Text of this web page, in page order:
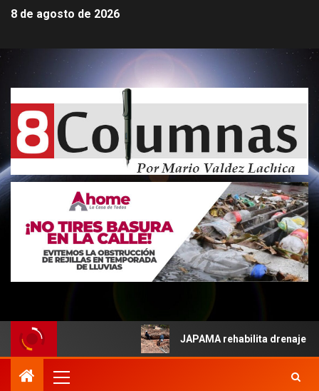
8 de agosto de 2026
JAPAMA rehabilita drenaje